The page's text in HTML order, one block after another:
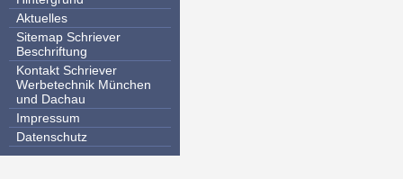
Aktuelles
Sitemap Schriever
Beschriftung
Kontakt Schriever
Werbetechnik München
und Dachau
Impressum
Datenschutz